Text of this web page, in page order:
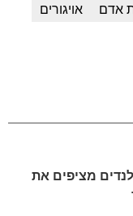
אדם
אויגורים
מציפים את